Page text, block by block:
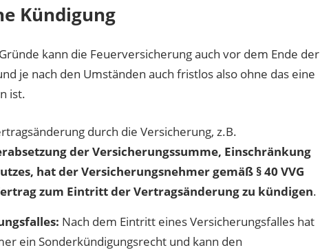
Kündigung
kann die Feuerversicherung auch vor dem Ende der
je nach den Umständen auch fristlos also ohne das eine
ist.
durch die Versicherung, z.B.
der Versicherungssumme, Einschränkung
hat der Versicherungsnehmer gemäß § 40 VVG
zum Eintritt der Vertragsänderung zu kündigen.
Nach dem Eintritt eines Versicherungsfalles hat
ein Sonderkündigungsrecht und kann den